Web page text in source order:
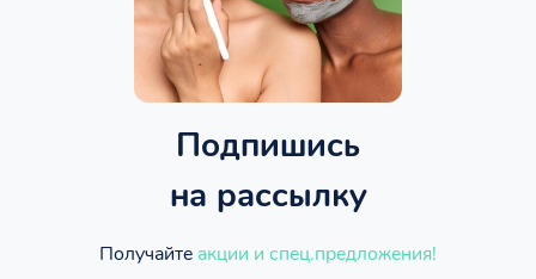
Подпишись
на рассылку
Получайте акции и спец.предложения!